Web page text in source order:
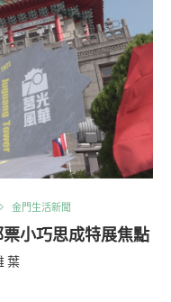
金門生活新聞
小巧思成特展焦點
葉